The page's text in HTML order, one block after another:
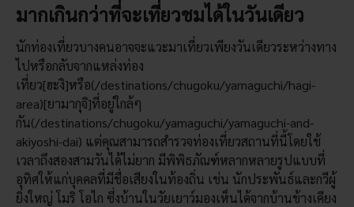
มากเกินกว่าที่จะเที่ยวชมได้ในวันเดียว
นักท่องเที่ยวบางคนอาจจะแวะมาเที่ยวเพียงวันเดียวระหว่างทาง
ไปหรือกลับจากแหล่งท่อง
เที่ยว[ฮะงิ]หรือ(/destinations/chugoku/yamaguchi/hagi-
area)[ยามากุจิ]ที่อยู่ใกล้ๆ
กัน(/destinations/chugoku/yamaguchi/yamaguchi-and-
akiyoshi-dai) แต่คุณสามารถสำรวจท่องเที่ยวสถานที่นี้โดยใช้
เวลาถึงสองสามวันได้ไม่ยาก มีพิพิธภัณฑ์หลากหลายรูปแบบที่
อุทิศให้แก่บุคคลที่มีชื่อเสียงในท้องถิ่น เช่น นักประพันธ์และกวีผู้
ยิ่งใหญ่ โมริ โอไก ซึ่งบ้านในวัยเยาว์มองเห็นได้จากบ้านข้างเคียง